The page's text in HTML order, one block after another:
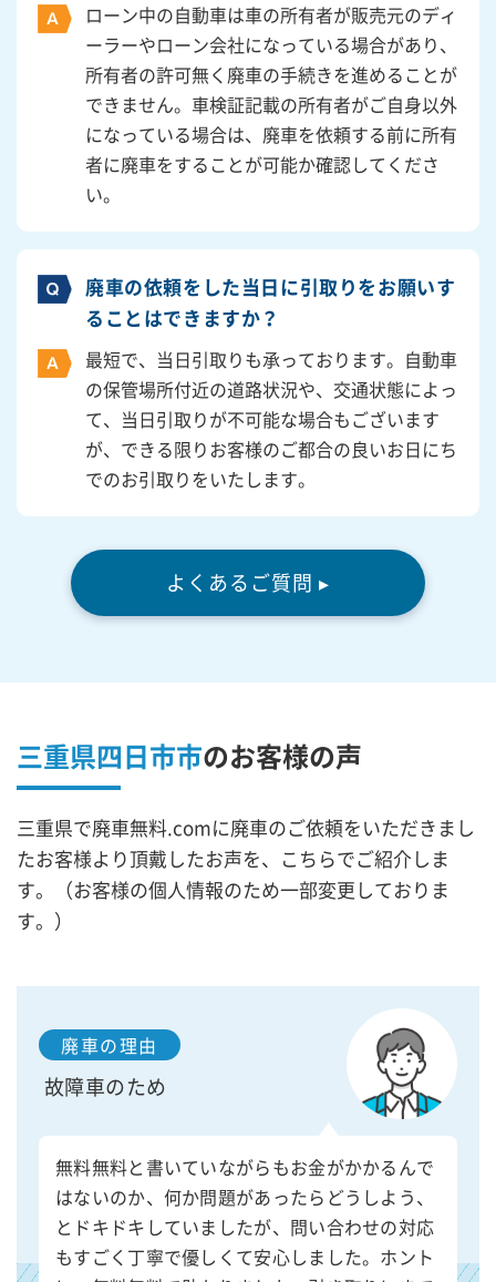
ローン中の自動車は車の所有者が販売元のディ
ーラーやローン会社になっている場合があり、
所有者の許可無く廃車の手続きを進めることが
できません。車検証記載の所有者がご自身以外
になっている場合は、廃車を依頼する前に所有
者に廃車をすることが可能か確認してくださ
い。
廃車の依頼をした当日に引取りをお願いす
ることはできますか？
最短で、当日引取りも承っております。自動車
の保管場所付近の道路状況や、交通状態によっ
て、当日引取りが不可能な場合もございます
が、できる限りお客様のご都合の良いお日にち
でのお引取りをいたします。
よくあるご質問 ▸
三重県四日市市のお客様の声
三重県で廃車無料.comに廃車のご依頼をいただきまし
たお客様より頂戴したお声を、こちらでご紹介しま
す。（お客様の個人情報のため一部変更しておりま
す。）
廃車の理由
故障車のため
無料無料と書いていながらもお金がかかるんで
はないのか、何か問題があったらどうしよう、
とドキドキしていましたが、問い合わせの対応
もすごく丁寧で優しくて安心しました。ホント